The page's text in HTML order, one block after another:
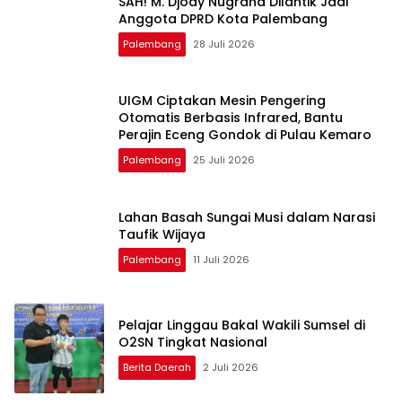
Anggota DPRD Kota Palembang
Palembang 28 Juli 2026
UIGM Ciptakan Mesin Pengering
Otomatis Berbasis Infrared, Bantu
Perajin Eceng Gondok di Pulau Kemaro
Palembang 25 Juli 2026
Lahan Basah Sungai Musi dalam Narasi
Taufik Wijaya
Palembang 11 Juli 2026
Pelajar Linggau Bakal Wakili Sumsel di
O2SN Tingkat Nasional
Berita Daerah 2 Juli 2026